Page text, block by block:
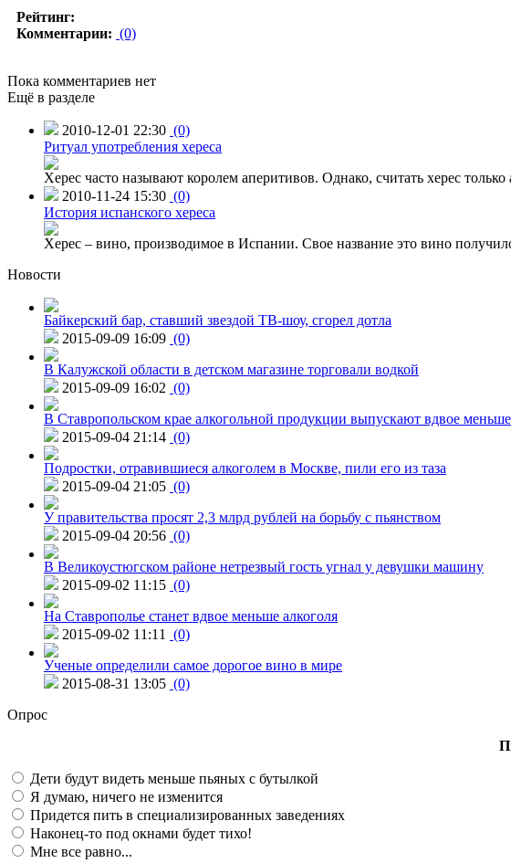
Рейтинг:
Комментарии: (0)
Пока комментариев нет
Ещё в разделе
2010-12-01 22:30 (0)
Ритуал употребления хереса
Херес часто называют королем аперитивов. Однако, считать херес
2010-11-24 15:30 (0)
История испанского хереса
Херес – вино, производимое в Испании. Свое название это вино
Новости
Байкерский бар, ставший звездой ТВ-шоу, сгорел дотла
2015-09-09 16:09 (0)
В Калужской области в детском магазине торговали водкой
2015-09-09 16:02 (0)
В Ставропольском крае алкогольной продукции выпускают вдвое меньше
2015-09-04 21:14 (0)
Подростки, отравившиеся алкоголем в Москве, пили его из таза
2015-09-04 21:05 (0)
У правительства просят 2,3 млрд рублей на борьбу с пьянством
2015-09-04 20:56 (0)
В Великоустюгском районе нетрезвый гость угнал у девушки машину
2015-09-02 11:15 (0)
На Ставрополье станет вдвое меньше алкоголя
2015-09-02 11:11
(0)
Ученые определили самое дорогое вино в мире
2015-08-31 13:05 (0)
Опрос
Дети будут видеть меньше пьяных с бутылкой
Я думаю, ничего не изменится
Придется пить в специализированных заведениях
Наконец-то под окнами будет тихо!
Мне все равно...